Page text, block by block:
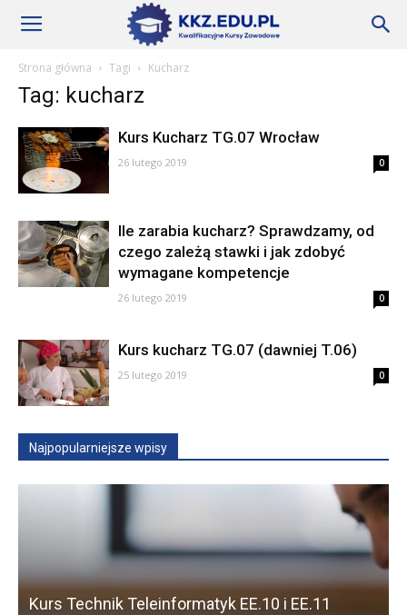
Szkoły
KKZ
Aktualności
Strona główna Tagi Kucharz
Tag: kucharz
Kurs Kucharz TG.07 Wrocław
26 lutego 2019 0
Ile zarabia kucharz? Sprawdzamy, od
czego zależą stawki i jak zdobyć
wymagane kompetencje
26 lutego 2019 0
Kurs kucharz TG.07 (dawniej T.06)
25 lutego 2019 0
Najpopularniejsze wpisy
Kurs Technik Teleinformatyk EE.10 i EE.11